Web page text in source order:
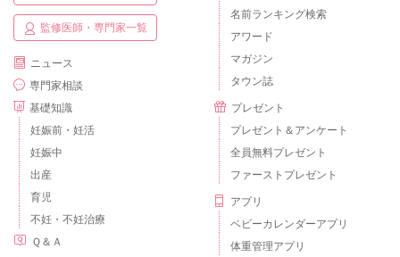
監修医師・専門家一覧
ニュース
専門家相談
基礎知識
妊娠前・妊活
妊娠中
出産
育児
不妊・不妊治療
Ｑ＆Ａ
名前ランキング検索
アワード
マガジン
タウン誌
プレゼント
プレゼント＆アンケート
全員無料プレゼント
ファーストプレゼント
アプリ
ベビーカレンダーアプリ
体重管理アプリ